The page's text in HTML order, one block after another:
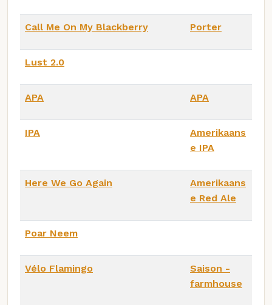
Call Me On My Blackberry Porter
Lust 2.0
APA APA
IPA
Amerikaans
e IPA
Here We Go Again
Amerikaans
e Red Ale
Poar Neem
Vélo Flamingo
Saison -
farmhouse